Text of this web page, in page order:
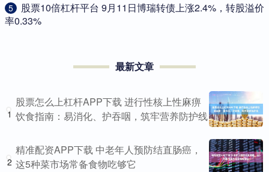
5
​股票10倍杠杆平台 9月11日博瑞转债上涨2.4%，转股溢价
率0.33%
最新文章
1
股票怎么上杠杆APP下载 进行性核上性麻痹
饮食指南：易消化、护吞咽，筑牢营养防护线
2
精准配资APP下载 中老年人预防结直肠癌，
这5种菜市场常备食物吃够它